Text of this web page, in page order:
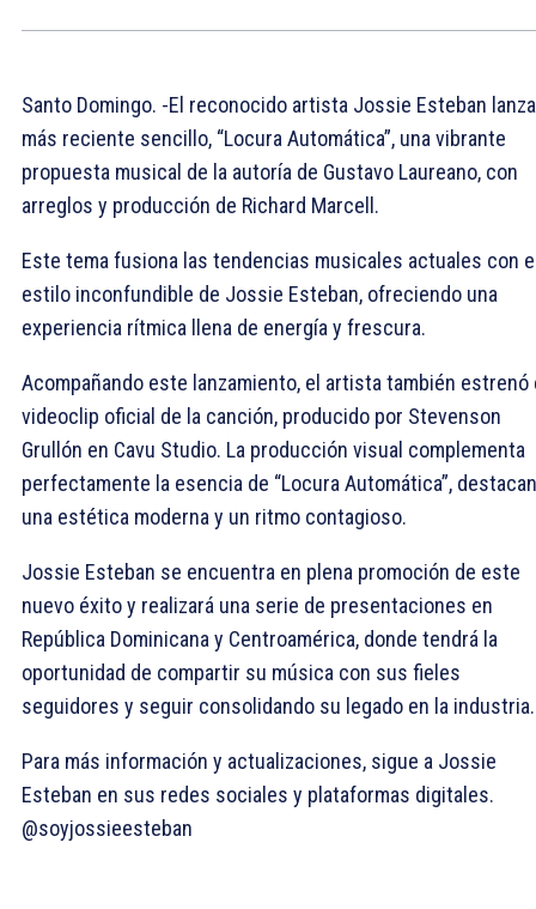
Santo Domingo. -El reconocido artista Jossie Esteban
más reciente sencillo, “Locura Automática”, una vibrante
propuesta musical de la autoría de Gustavo Laureano, con
arreglos y producción de Richard Marcell.
Este tema fusiona las tendencias musicales actuales con
estilo inconfundible de Jossie Esteban, ofreciendo una
experiencia rítmica llena de energía y frescura.
Acompañando este lanzamiento, el artista también estrenó
videoclip oficial de la canción, producido por Stevenson
Grullón en Cavu Studio. La producción visual complementa
perfectamente la esencia de “Locura Automática”,
una estética moderna y un ritmo contagioso.
Jossie Esteban se encuentra en plena promoción de este
nuevo éxito y realizará una serie de presentaciones en
República Dominicana y Centroamérica, donde tendrá la
oportunidad de compartir su música con sus fieles
seguidores y seguir consolidando su legado en la industria.
Para más información y actualizaciones, sigue a Jossie
Esteban en sus redes sociales y plataformas digitales.
@soyjossieesteban